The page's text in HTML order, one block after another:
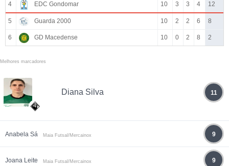
4 EDC Gondomar 10 3 3 4 12
5 Guarda 2000 10 2 2 6 8
6 GD Macedense 10 0 2 8 2
Melhores marcadores
Diana Silva 11
Anabela Sá Maia Futsal/Mercainox 9
Joana Leite Maia Futsal/Mercainox 9